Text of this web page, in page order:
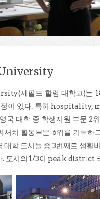
셰필드 할렘 대학교)는
정이 있다. 특히
국 대학 중 학생지원 부문 2
서치 활동부문 6위를 기록하
대학 도시들 중 3번째로 생활
. 도시의 1/3이 peak district